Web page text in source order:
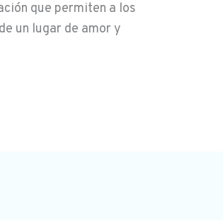
que permiten a los
un lugar de amor y